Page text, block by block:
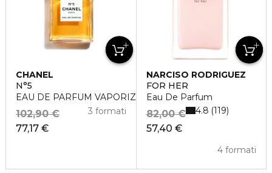
CHANEL
N°5
EAU DE PARFUM VAPORIZZATORE
77,17 €
102,90 € 3 formati
NARCISO RODRIGUEZ
FOR HER
Eau De Parfum
57,40 €
82,00 €
4 formati
4.8 119